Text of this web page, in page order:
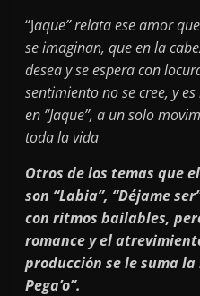
“Jaque” relata ese amor
se imaginan, que en la
desea y se espera con
sentimiento no se cree, y
en “Jaque”, a un solo
toda la vida
Otros de los temas que
son “Labia”, “Déjame
con ritmos bailables,
romance y el
producción se le suma
Pega’o”.